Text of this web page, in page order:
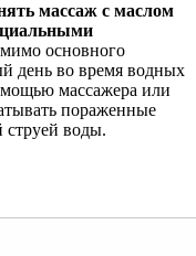
массаж с маслом
основного
день во время водных
массажера или
пораженные
струей воды.